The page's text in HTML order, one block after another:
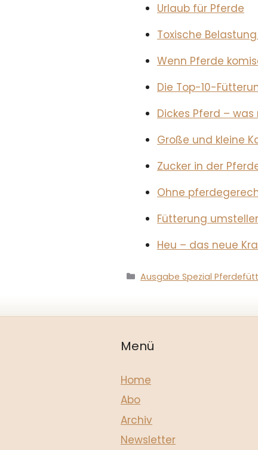
Urlaub für Pferde
Toxische
Wenn Pferde
Die Top-10-
Dickes Pferd – was
Große und kleine
Zucker in der
Ohne
Fütterung
Heu – das neue
Kategorien
Ausgabe Spezial
Menü
Home
Abo
Archiv
Newsletter